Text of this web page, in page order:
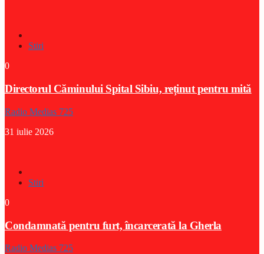
Stiri
0
Directorul Căminului Spital Sibiu, reținut pentru mită
Radio Medias 725
31 iulie 2026
Stiri
0
Condamnată pentru furt, încarcerată la Gherla
Radio Medias 725